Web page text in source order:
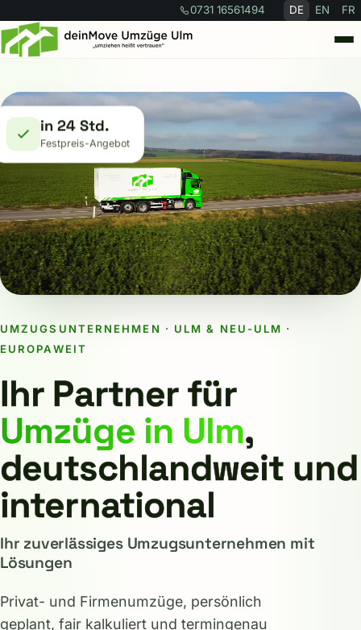
0731 16561494 DE EN FR
Umzugsrechner
Über uns
FAQ
Kontakt
Angebot anfragen →
☎ 0731 16561494
UMZUGSUNTERNEHMEN · ULM & NEU-ULM ·
EUROPAWEIT
Ihr Partner für
Umzüge in Ulm,
deutschlandweit und
international
Ihr zuverlässiges Umzugsunternehmen mit
Lösungen
Privat- und Firmenumzüge, persönlich
geplant, fair kalkuliert und termingenau
in 24 Std.
Festpreis-Angebot